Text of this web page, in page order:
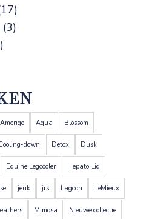
(3)
Amerigo Aqua Blossom
down Detox Dusk
Equine Legcooler Hepato Liq
jeuk jrs Lagoon LeMieux
Mimosa Nieuwe collectie